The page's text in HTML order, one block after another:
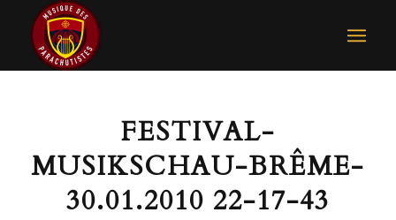
FESTIVAL-
MUSIKSCHAU-BRÊME-
30.01.2010 22-17-43